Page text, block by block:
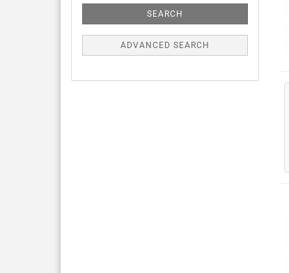
SEARCH
ADVANCED SEARCH